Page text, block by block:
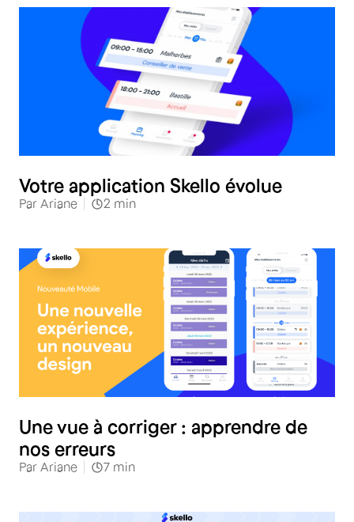
Votre application Skello évolue
Par Ariane 2 min
Une vue à corriger : apprendre de
nos erreurs
Par Ariane 7 min